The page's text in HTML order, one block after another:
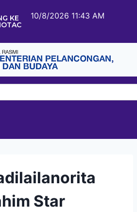
KE 10/8/2026 11:43 AM
Star